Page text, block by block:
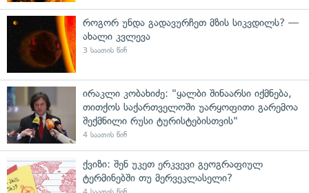
როგორ უნდა გადავურჩეთ მზის სიკვდილს? —
ახალი კვლევა
3 საათის წინ
ირაკლი კობახიძე: "ყალბი შინაარსი იქმნება,
თითქოს საქართველოში უარყოფითი გარემოა
შექმნილი რუსი ტურისტებისთვის"
4 საათის წინ
ქვიზი: შენ უკეთ ერკვევი გეოგრაფიულ
ტერმინებში თუ მერვეკლასელი?